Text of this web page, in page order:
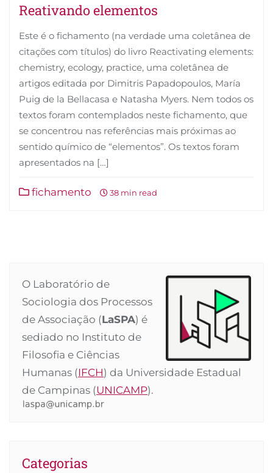
Reativando elementos
Este é o fichamento (na verdade uma coletânea de
citações com títulos) do livro Reactivating elements:
chemistry, ecology, practice, uma coletânea de
artigos editada por Dimitris Papadopoulos, María
Puig de la Bellacasa e Natasha Myers. Nem todos os
textos foram contemplados neste fichamento, que
se concentrou nas referências mais próximas ao
sentido químico de “elementos”. Os textos foram
apresentados na […]
fichamento 38 min read
O Laboratório de
Sociologia dos Processos
de Associação (LaSPA) é
sediado no Instituto de
Filosofia e Ciências
Humanas (IFCH) da Universidade Estadual
de Campinas (UNICAMP).
Categorias